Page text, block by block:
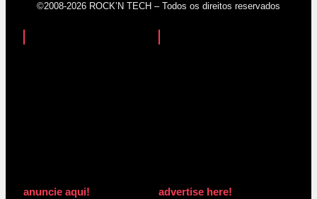
©2008-2026 ROCK’N TECH – Todos os direitos reservados
anuncie aqui! advertise here!